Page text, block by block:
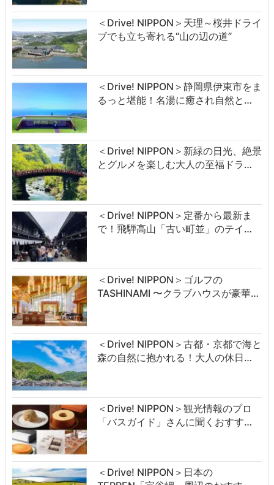
＜Drive! NIPPON＞天理～桜井ドライ
ブでも立ち寄れる“山の辺の道”
＜Drive! NIPPON＞静岡県伊東市をま
るっと堪能！名湯に癒され自然と…
＜Drive! NIPPON＞新緑の日光、絶景
とグルメを楽しむ大人の至福ドラ…
＜Drive! NIPPON＞定番から最新ま
で！飛騨高山「古い町並」のテイ…
＜Drive! NIPPON＞ゴルフの
TASHINAMI 〜クラブハウスが豪華…
＜Drive! NIPPON＞古都・京都で海と
森の自然に抱かれる！大人の休日…
＜Drive! NIPPON＞観光情報のプロ
「バスガイド」さんに聞くおすす…
＜Drive! NIPPON＞日本の